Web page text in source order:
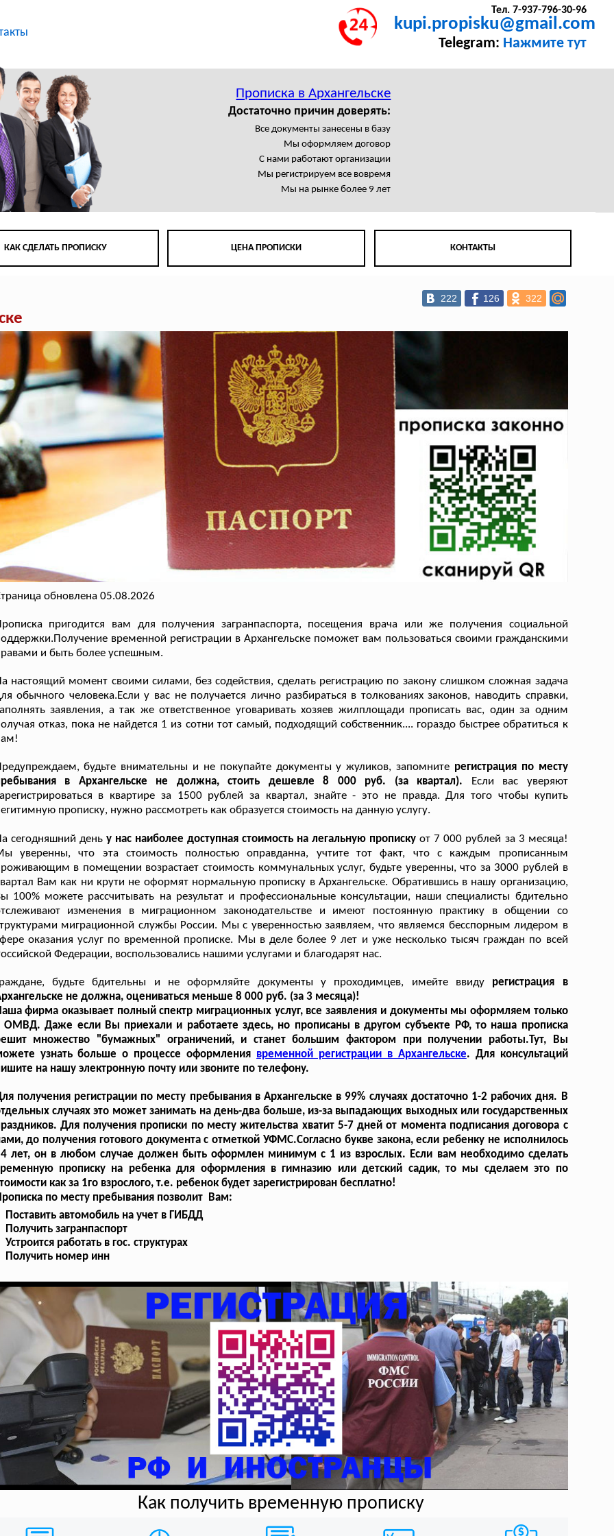
Тел. 7-937-796-30-96
kupi.propisku@gmail.com
Telegram: Нажмите тут
Прописка в Архангельске
Достаточно причин доверять:
Все документы занесены в базу
Мы оформляем договор
С нами работают организации
Мы регистрируем все вовремя
Мы на рынке более 9 лет
КАК СДЕЛАТЬ ПРОПИСКУ ЦЕНА ПРОПИСКИ КОНТАКТЫ
222 126 322
обновлена 05.08.2026
пригодится вам для получения загранпаспорта, посещения врача или же получения социальной
временной регистрации в Архангельске поможет вам пользоваться своими гражданскими
и быть более успешным.
настоящий момент своими силами, без содействия, сделать регистрацию по закону слишком сложная задача
обычного человека.Если у вас не получается лично разбираться в толкованиях законов, наводить справки,
заявления, а так же ответственное уговаривать хозяев жилплощади прописать вас, один за одним
отказ, пока не найдется 1 из сотни тот самый, подходящий собственник.... гораздо быстрее обратиться к
будьте внимательны и не покупайте документы у жуликов, запомните регистрация по месту
в Архангельске не должна, стоить дешевле 8 000 руб. (за квартал).
Если вас уверяют
в квартире за 1500 рублей за квартал, знайте - это не правда. Для того чтобы купить
прописку, нужно рассмотреть как образуется стоимость на данную услугу.
сегодняшний деньу нас наиболее доступная стоимость на легальную пропискуот 7 000 рублей за 3 месяца!
уверенны, что эта стоимость полностью оправданна, учтите тот факт, что с каждым прописанным
в помещении возрастает стоимость коммунальных услуг, будьте уверенны, что за 3000 рублей в
Вам как ни крути не оформят нормальную прописку в Архангельске. Обратившись в нашу организацию,
100% можете рассчитывать на результат и профессиональные консультации, наши специалисты бдительно
изменения в миграционном законодательстве и имеют постоянную практику в общении со
миграционной службы России. Мы с уверенностью заявляем, что являемся бесспорным лидером в
оказания услуг по временной прописке. Мы в деле более 9 лет и уже несколько тысяч граждан по всей
Федерации, воспользовались нашими услугами и благодарят нас.
будьте бдительны и не оформляйте документы у проходимцев, имейте ввиду регистрация в
не должна, оцениваться меньше 8 000 руб. (за 3 месяца)!
фирма оказывает полный спектр миграционных услуг, все заявления и документы мы оформляем только
ОМВД. Даже если Вы приехали и работаете здесь, но прописаны в другом субъекте РФ, то наша прописка
множество "бумажных" ограничений, и станет большим фактором при получении работы.Тут, Вы
узнать больше о процессе оформления временной регистрации в Архангельске. Для консультаций
на нашу электронную почту или звоните по телефону.
получения регистрации по месту пребывания в Архангельске в 99% случаях достаточно 1-2 рабочих дня. В
случаях это может занимать на день-два больше, из-за выпадающих выходных или государственных
Для получения прописки по месту жительства хватит 5-7 дней от момента подписания договора с
до получения готового документа с отметкой УФМС.Согласно букве закона, если ребенку не исполнилось
лет, он в любом случае должен быть оформлен минимум с 1 из взрослых. Если вам необходимо сделать
прописку на ребенка для оформления в гимназию или детский садик, то мы сделаем это по
как за 1го взрослого, т.е. ребенок будет зарегистрирован бесплатно!
по месту пребывания позволит Вам:
Поставить автомобиль на учет в ГИБДД
Получить загранпаспорт
Устроится работать в гос. структурах
Получить номер инн
Как получить временную прописку